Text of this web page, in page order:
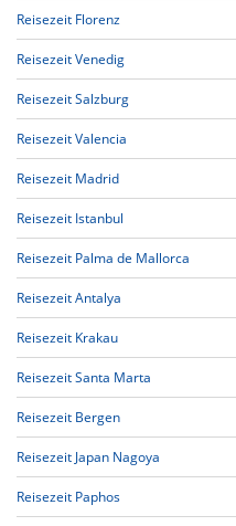
Reisezeit Florenz
Reisezeit Venedig
Reisezeit Salzburg
Reisezeit Valencia
Reisezeit Madrid
Reisezeit Istanbul
Reisezeit Palma de Mallorca
Reisezeit Antalya
Reisezeit Krakau
Reisezeit Santa Marta
Reisezeit Bergen
Reisezeit Japan Nagoya
Reisezeit Paphos